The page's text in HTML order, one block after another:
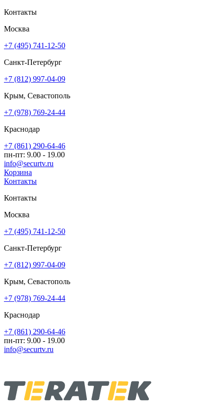
Контакты
Москва
+7 (495) 741-12-50
Санкт-Петербург
+7 (812) 997-04-09
Крым, Севастополь
+7 (978) 769-24-44
Краснодар
+7 (861) 290-64-46
пн-пт: 9.00 - 19.00
info@securtv.ru
Корзина
Контакты
Контакты
Москва
+7 (495) 741-12-50
Санкт-Петербург
+7 (812) 997-04-09
Крым, Севастополь
+7 (978) 769-24-44
Краснодар
+7 (861) 290-64-46
пн-пт: 9.00 - 19.00
info@securtv.ru